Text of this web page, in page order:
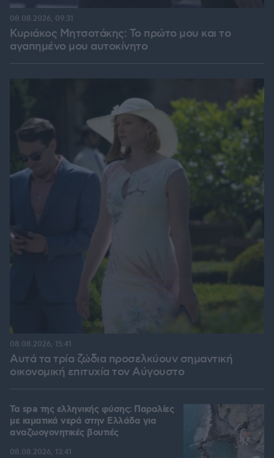
Κυριάκος Μητσοτάκης: Το πρώτο μου και το
αγαπημένο μου αυτοκίνητο
08.08.2026, 09:31
Αυτά τα τρία ζώδια προσελκύουν σημαντική
οικονομική επιτυχία τον Αύγουστο
08.08.2026, 15:41
Τα spa της ελληνικής φύσης: Παραλίες
με ιαματικά νερά στην Ελλάδα για
αναζωογονητικές βουτιές
08.08.2026, 13:41